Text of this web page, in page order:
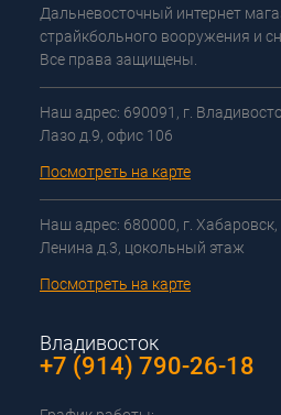
Дальневосточный интернет
страйкбольного вооружения и
Все права защищены.
Наш адрес: 690091, г.
Лазо д.9, офис 106
Посмотреть на карте
Наш адрес: 680000, г. Хабаровск,
Ленина д.3, цокольный этаж
Посмотреть на карте
Владивосток
+7 (914) 790-26-18